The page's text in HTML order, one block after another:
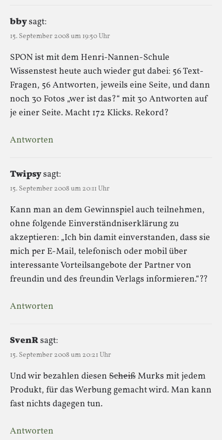
bbysagt:
15. September 2008 um 19:50 Uhr
SPON ist mit dem Henri-Nannen-Schule
Wissenstest heute auch wieder gut dabei: 56 Text-
Fragen, 56 Antworten, jeweils eine Seite, und dann
noch 30 Fotos „wer ist das?“ mit 30 Antworten auf
je einer Seite. Macht 172 Klicks. Rekord?
Antworten
Twipsysagt:
15. September 2008 um 20:11 Uhr
Kann man an dem Gewinnspiel auch teilnehmen,
ohne folgende Einverständniserklärung zu
akzeptieren: „Ich bin damit einverstanden, dass sie
mich per E-Mail, telefonisch oder mobil über
interessante Vorteilsangebote der Partner von
freundin und des freundin Verlags informieren.“??
Antworten
SvenRsagt:
15. September 2008 um 20:21 Uhr
Und wir bezahlen diesen ScheißMurks mit jedem
Produkt, für das Werbung gemacht wird. Man kann
fast nichts dagegen tun.
Antworten